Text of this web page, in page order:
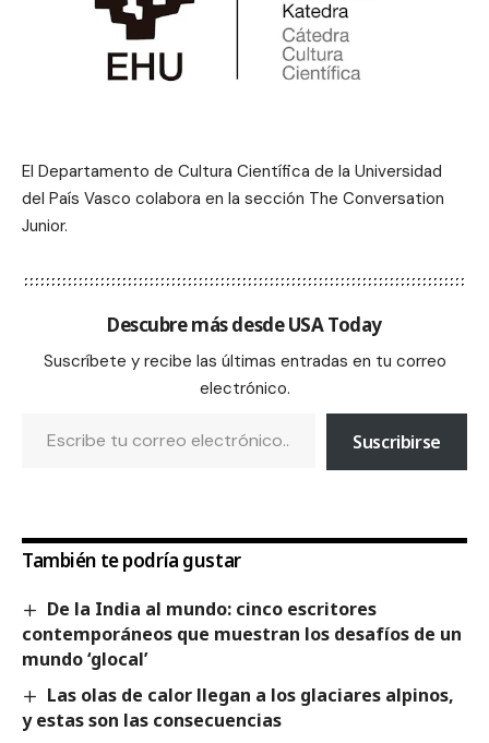
El Departamento de Cultura Científica de la Universidad
del País Vasco colabora en la sección The Conversation
Junior.
Descubre más desde USA Today
Suscríbete y recibe las últimas entradas en tu correo
electrónico.
Suscribirse
También te podría gustar
De la India al mundo: cinco escritores
contemporáneos que muestran los desafíos de un
mundo ‘glocal’
Las olas de calor llegan a los glaciares alpinos,
y estas son las consecuencias